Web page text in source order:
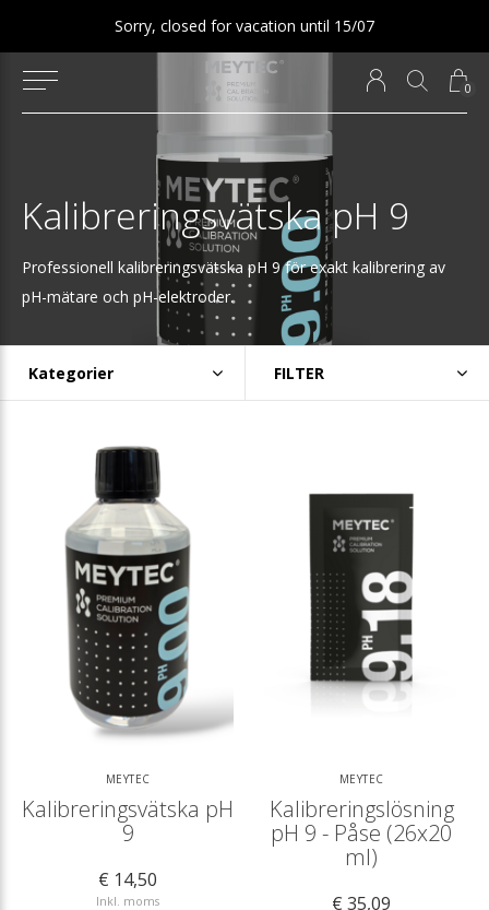
0
Sorry, closed for vacation until 15/07
Kalibreringsvätska pH 9
Professionell kalibreringsvätska pH 9 för exakt kalibrering av
pH-mätare och pH-elektroder.
Kategorier FILTER
MEYTEC
Kalibreringsvätska pH
9
€ 14,50
Inkl. moms
MEYTEC
Kalibreringslösning
pH 9 - Påse (26x20
ml)
€ 35,09